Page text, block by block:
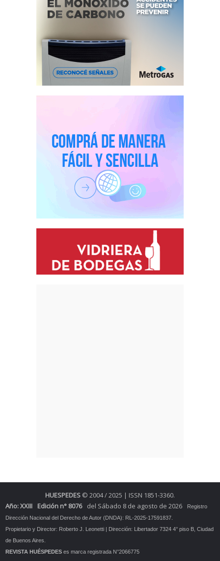
HUESPEDES © 2004 / 2025 | ISSN 1851-3360.
Año: XXIII
Edición n° 8076 del Sábado 8 de agosto de 2026
Registro
Dirección Nacional del Derecho de Autor (DNDA): RL-2025-17591837.
Propietario y Director: Roberto J. Leonetti | Dirección: Libertador 7324 4° piso B, Ciudad
de Buenos Aires.
REVISTA HUÉSPEDES es marca registrada N°2066775